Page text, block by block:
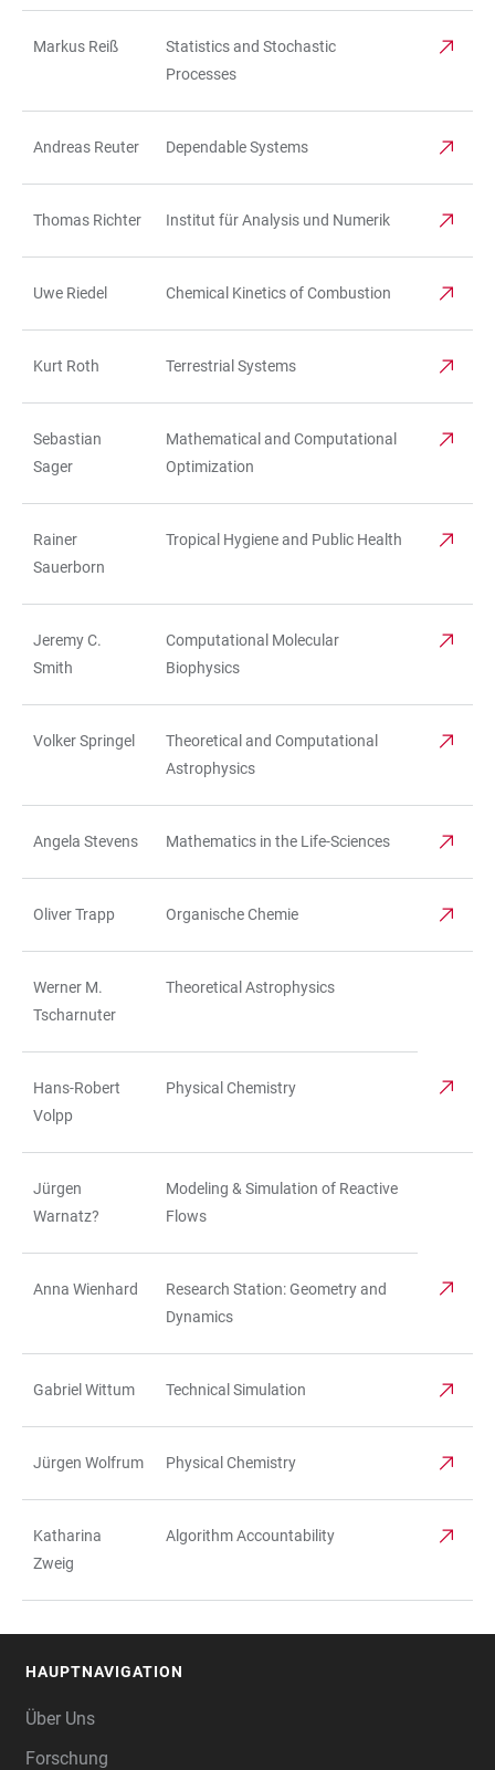
Markus Reiß
Statistics and Stochastic
Processes
Andreas Reuter Dependable Systems
Thomas Richter Institut für Analysis und Numerik
Uwe Riedel Chemical Kinetics of Combustion
Kurt Roth Terrestrial Systems
Sebastian
Sager
Mathematical and Computational
Optimization
Rainer
Sauerborn
Tropical Hygiene and Public Health
Jeremy C.
Smith
Computational Molecular
Biophysics
Volker Springel
Theoretical and Computational
Astrophysics
Angela Stevens Mathematics in the Life-Sciences
Oliver Trapp Organische Chemie
Werner M.
Tscharnuter
Theoretical Astrophysics
Hans-Robert
Volpp
Physical Chemistry
Jürgen
Warnatz?
Modeling & Simulation of Reactive
Flows
Anna Wienhard
Research Station: Geometry and
Dynamics
Gabriel Wittum Technical Simulation
Jürgen Wolfrum Physical Chemistry
Katharina
Zweig
Algorithm Accountability
HAUPTNAVIGATION
Über Uns
Forschung